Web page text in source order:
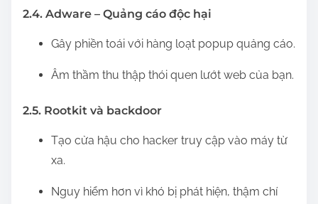
2.4. Adware – Quảng cáo độc hại
Gây phiền toái với hàng loạt popup quảng cáo.
Âm thầm thu thập thói quen lướt web của bạn.
2.5. Rootkit và backdoor
Tạo cửa hậu cho hacker truy cập vào máy từ
xa.
Nguy hiểm hơn vì khó bị phát hiện, thậm chí